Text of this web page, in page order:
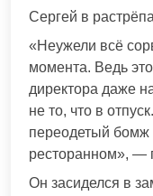
Сергей в
«Неужели всё
момента. Ведь
директора даже
не то, что в
переодетый бомж
ресторанном», —
Он засиделся в